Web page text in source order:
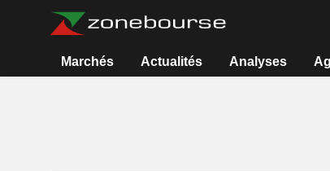
Marchés Actualités Analyses